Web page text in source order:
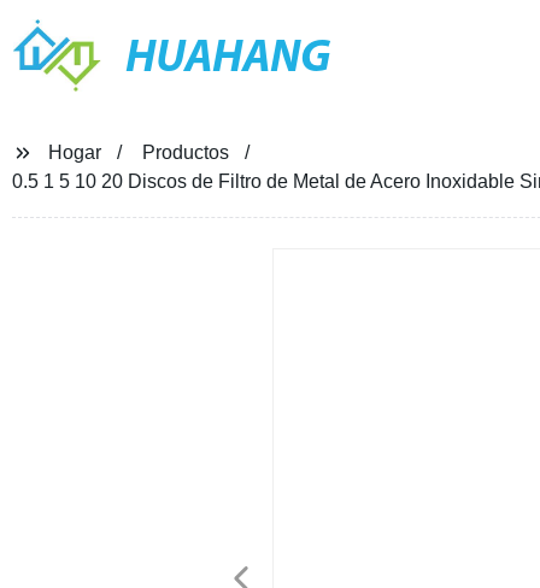
HUAHANG
Hogar
Productos
0.5 1 5 10 20 Discos de Filtro de Metal de Acero Inoxidable